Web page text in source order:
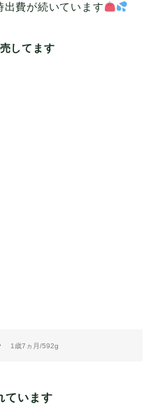
出費が続いています
してます
1歳7ヵ月/592g
ています